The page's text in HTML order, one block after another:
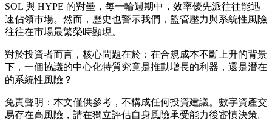
SOL 與 HYPE 的對壘，每一輪週期中，效率優先派往往能迅
速佔領市場。然而，歷史也警示我們，監管壓力與系統性風險
往往在市場最繁榮時顯現。
對於投資者而言，核心問題在於：在合規成本不斷上升的背景
下，一個協議的中心化特質究竟是推動增長的利器，還是潛在
的系統性風險？
免責聲明：本文僅供參考，不構成任何投資建議。數字資產交
易存在高風險，請在獨立評估自身風險承受能力後審慎決策。